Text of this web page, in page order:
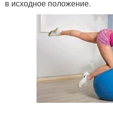
в исходное положение.